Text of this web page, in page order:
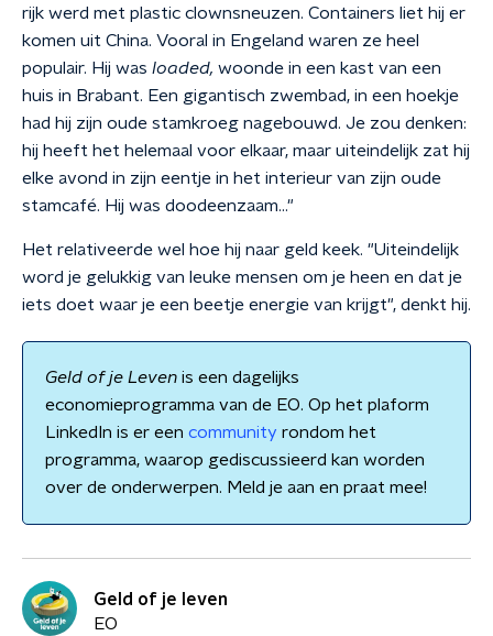
rijk werd met plastic clownsneuzen. Containers liet hij er
komen uit China. Vooral in Engeland waren ze heel
populair. Hij was loaded, woonde in een kast van een
huis in Brabant. Een gigantisch zwembad, in een hoekje
had hij zijn oude stamkroeg nagebouwd. Je zou denken:
hij heeft het helemaal voor elkaar, maar uiteindelijk zat hij
elke avond in zijn eentje in het interieur van zijn oude
stamcafé. Hij was doodeenzaam…"
Het relativeerde wel hoe hij naar geld keek. "Uiteindelijk
word je gelukkig van leuke mensen om je heen en dat je
iets doet waar je een beetje energie van krijgt", denkt hij.
Geld of je Leven is een dagelijks
economieprogramma van de EO. Op het plaform
LinkedIn is er een community rondom het
programma, waarop gediscussieerd kan worden
over de onderwerpen. Meld je aan en praat mee!
Geld of je leven
EO